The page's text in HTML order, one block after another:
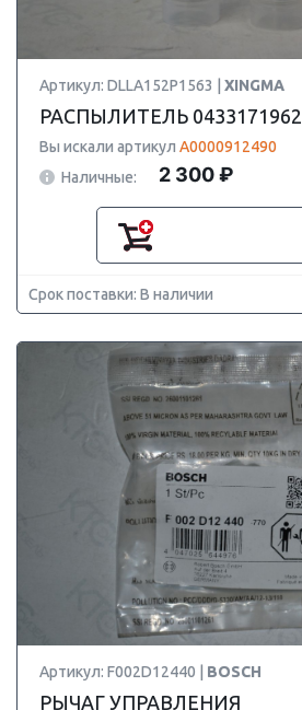
Артикул: DLLA152P1563 | XINGMA
РАСПЫЛИТЕЛЬ 0433171962
Вы искали артикул A0000912490
Наличные:
2 300 ₽
Срок поставки: В наличии
Артикул: F002D12440 | BOSCH
РЫЧАГ УПРАВЛЕНИЯ